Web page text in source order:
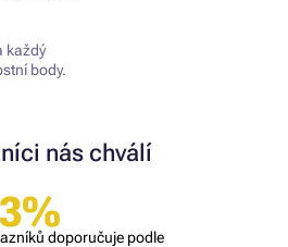
každý
body.
nás chválí
doporučuje podle